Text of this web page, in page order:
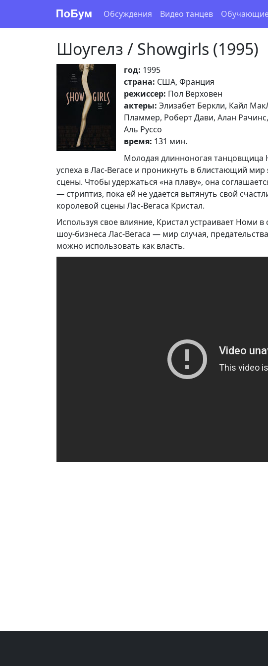
Обсуждения Видео танцев
Шоугелз / Showgirls (1995)
год: 1995
страна: США, Франция
режиссер: Пол Верховен
актеры: Элизабет Беркли, Кайл
Пламмер, Роберт Дави, Алан
Аль Руссо
время: 131 мин.
Молодая длинноногая танцовщица
успеха в Лас-Вегасе и проникнуть в блистающий
сцены. Чтобы удержаться «на плаву», она
— стриптиз, пока ей не удается вытянуть свой
королевой сцены Лас-Вегаса Кристал.
Используя свое влияние, Кристал устраивает Номи
шоу-бизнеса Лас-Вегаса — мир случая,
можно использовать как власть.